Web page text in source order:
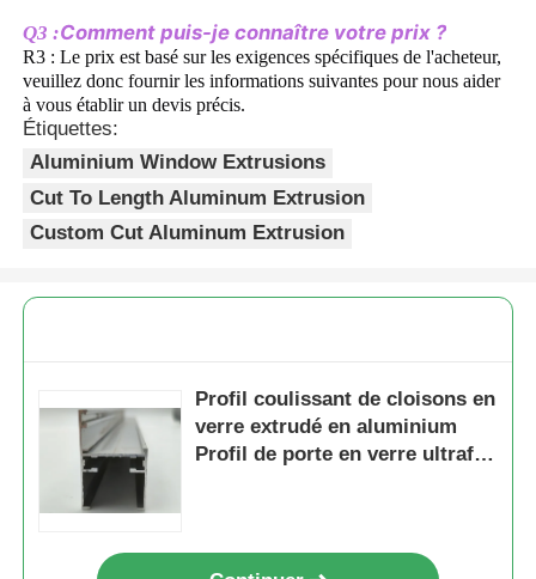
Profiles de garniture en aluminium
Profiles d'extrusion de dissipateur de chaleur en
Q3 :Comment puis-je connaître votre prix ?
R3 : Le prix est basé sur les exigences spécifiques de l'acheteur,
veuillez donc fournir les informations suivantes pour nous aider
à vous établir un devis précis.
Étiquettes:
Aluminium Window Extrusions
Cut To Length Aluminum Extrusion
Custom Cut Aluminum Extrusion
Profil coulissant de cloisons en
verre extrudé en aluminium
Profil de porte en verre ultrafin